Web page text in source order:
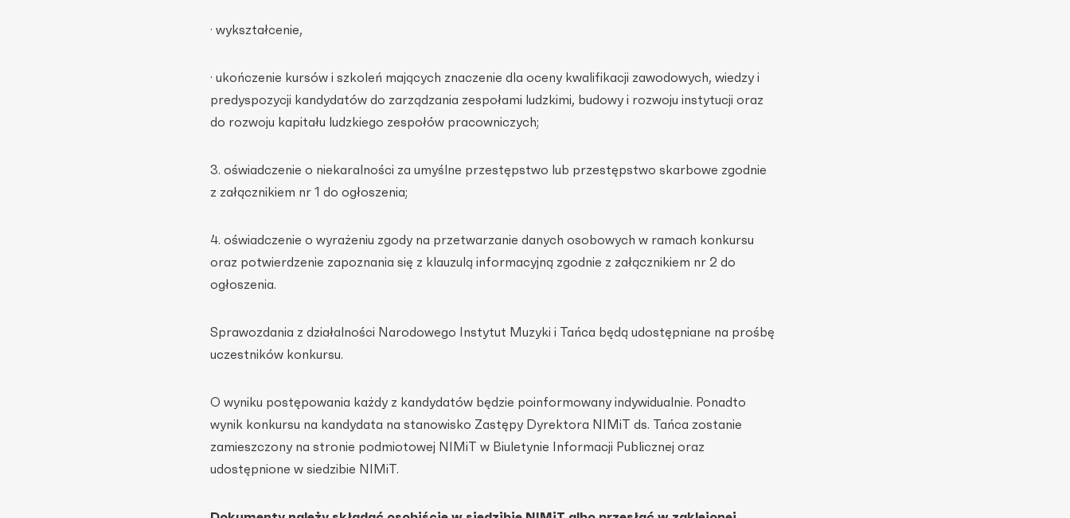
· wykształcenie,
· ukończenie kursów i szkoleń mających znaczenie dla oceny kwalifikacji zawodowych, wiedzy i
predyspozycji kandydatów do zarządzania zespołami ludzkimi, budowy i rozwoju instytucji oraz
do rozwoju kapitału ludzkiego zespołów pracowniczych;
3. oświadczenie o niekaralności za umyślne przestępstwo lub przestępstwo skarbowe zgodnie
z załącznikiem nr 1 do ogłoszenia;
4. oświadczenie o wyrażeniu zgody na przetwarzanie danych osobowych w ramach konkursu
oraz potwierdzenie zapoznania się z klauzulą informacyjną zgodnie z załącznikiem nr 2 do
ogłoszenia.
Sprawozdania z działalności Narodowego Instytut Muzyki i Tańca będą udostępniane na prośbę
uczestników konkursu.
O wyniku postępowania każdy z kandydatów będzie poinformowany indywidualnie. Ponadto
wynik konkursu na kandydata na stanowisko Zastępy Dyrektora NIMiT ds. Tańca zostanie
zamieszczony na stronie podmiotowej NIMiT w Biuletynie Informacji Publicznej oraz
udostępnione w siedzibie NIMiT.